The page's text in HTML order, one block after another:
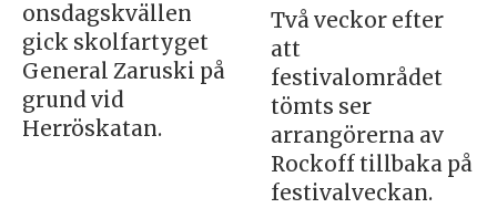
onsdagskvällen
gick skolfartyget
General Zaruski på
grund vid
Herröskatan.
Två veckor efter
att
festivalområdet
tömts ser
arrangörerna av
Rockoff tillbaka på
festivalveckan.